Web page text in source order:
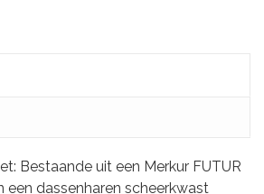
Bestaande uit een Merkur FUTUR
een dassenharen scheerkwast